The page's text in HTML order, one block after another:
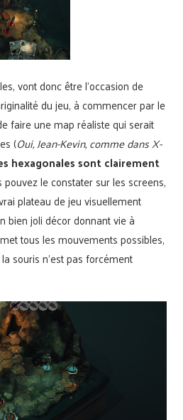
vont donc être l’occasion de
du jeu, à commencer par le
faire une map réaliste qui serait
(Oui, Jean-Kevin, comme dans X-
hexagonales sont clairement
pouvez le constater sur les screens,
plateau de jeu visuellement
bien joli décor donnant vie à
tous les mouvements possibles,
souris n’est pas forcément